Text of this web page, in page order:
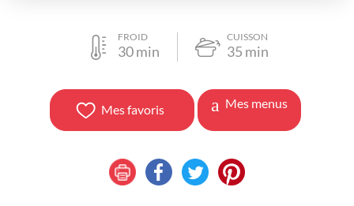
FROID
30min
CUISSON
35 min
Mes favoris Mes menus